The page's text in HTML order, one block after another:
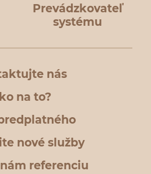
Prevádzkovateľ
systému
nás
na to?
nové služby
referenciu